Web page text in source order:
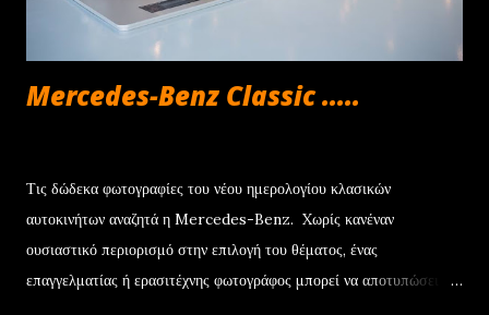
για τα μηχανικά μέρη, καθ...
Mercedes-Benz Classic .....
Τις δώδεκα φωτογραφίες του νέου ημερολογίου κλασικών
αυτοκινήτων αναζητά η Mercedes-Benz. Xωρίς κανέναν
ουσιαστικό περιορισμό στην επιλογή του θέματος, ένας
επαγγελματίας ή ερασιτέχνης φωτογράφος μπορεί να αποτυπώσει